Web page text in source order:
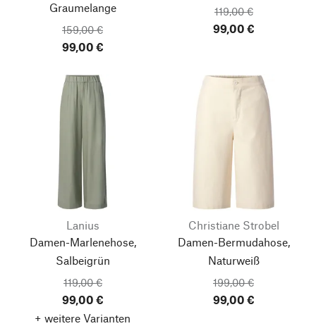
Graumelange
159,00 €
99,00 €
119,00 €
99,00 €
Lanius
Damen-Marlenehose,
Salbeigrün
119,00 €
99,00 €
+ weitere Varianten
Christiane Strobel
Damen-Bermudahose,
Naturweiß
199,00 €
99,00 €